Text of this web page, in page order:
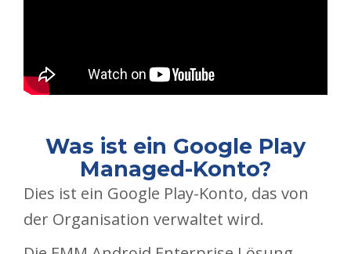
Was ist ein Google Play
Managed-Konto?
Dies ist ein Google Play-Konto, das von
der Organisation verwaltet wird.